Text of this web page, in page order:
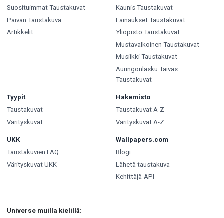
Suosituimmat Taustakuvat
Päivän Taustakuva
Artikkelit
Kaunis Taustakuvat
Lainaukset Taustakuvat
Yliopisto Taustakuvat
Mustavalkoinen Taustakuvat
Musiikki Taustakuvat
Auringonlasku Taivas
Taustakuvat
Tyypit
Taustakuvat
Värityskuvat
Hakemisto
Taustakuvat A-Z
Värityskuvat A-Z
UKK
Taustakuvien FAQ
Värityskuvat UKK
Wallpapers.com
Blogi
Lähetä taustakuva
Kehittäjä-API
Universe muilla kielillä: